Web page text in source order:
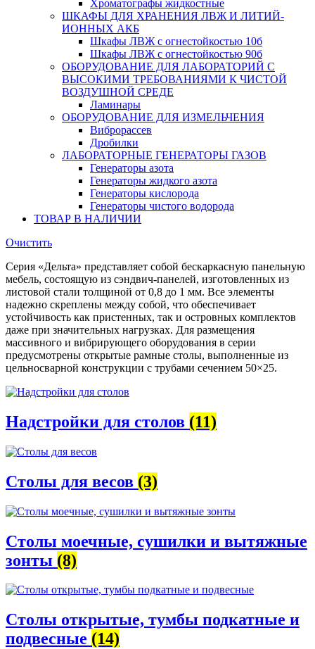
Хроматографы жидкостные
ШКАФЫ ДЛЯ ХРАНЕНИЯ ЛВЖ И ЛИТИЙ-
ИОННЫХ АКБ
Шкафы ЛВЖ с огнестойкостью 10б
Шкафы ЛВЖ с огнестойкостью 90б
ОБОРУДОВАНИЕ ДЛЯ ЛАБОРАТОРИЙ С
ВЫСОКИМИ ТРЕБОВАНИЯМИ К ЧИСТОЙ
ВОЗДУШНОЙ СРЕДЕ
Ламинары
ОБОРУДОВАНИЕ ДЛЯ ИЗМЕЛЬЧЕНИЯ
Виброрассев
Дробилки
ЛАБОРАТОРНЫЕ ГЕНЕРАТОРЫ ГАЗОВ
Генераторы азота
Генераторы жидкого азота
Генераторы кислорода
Генераторы чистого водорода
ТОВАР В НАЛИЧИИ
Очистить
Серия «Дельта» представляет собой бескаркасную панельную
мебель, состоящую из сэндвич-панелей, изготовленных из
листовой стали толщиной от 0,8 до 1 мм. Все элементы
надежно скреплены между собой, что обеспечивает
устойчивость как пристенных, так и островных комплектов
даже при значительных нагрузках. Для размещения
массивного и вибрирующего оборудования в серии
предусмотрены открытые рамные столы, выполненные из
цельносварной конструкции с трубами сечением 50×25.
Надстройки для столов (11)
Столы для весов (3)
Столы моечные, сушилки и вытяжные
зонты (8)
Столы открытые, тумбы подкатные и
подвесные (14)